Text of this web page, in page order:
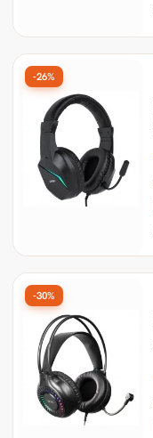
-26%
-30%